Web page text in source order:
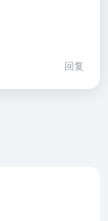
回复